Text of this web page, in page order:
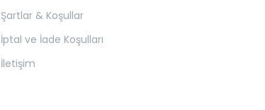
Şartlar & Koşullar
İptal ve İade Koşulları
İletişim